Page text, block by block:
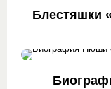
Блестяшки